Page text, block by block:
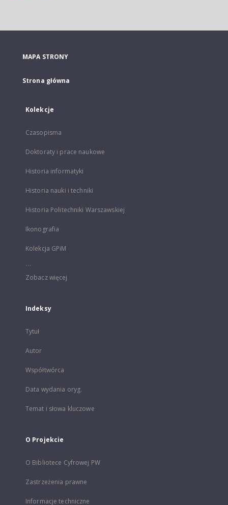
MAPA STRONY
Strona główna
Kolekcje
Czasopisma
Doktoraty i prace naukowe
Historia informatyki
Historia nauki i techniki
Historia Politechniki Warszawskiej
Ikonografia
Kolekcja GPiM
...
Zobacz więcej
Indeksy
Tytuł
Autor
Współtwórca
Data wydania oryg.
Temat i słowa kluczowe
O Projekcie
O Bibliotece Cyfrowej PW
Zastrzeżenia prawne
Informacje techniczne